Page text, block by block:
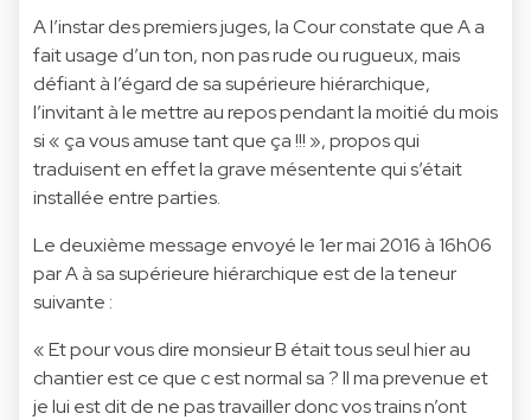
A l’instar des premiers juges, la Cour constate que A a
fait usage d’un ton, non pas rude ou rugueux, mais
défiant à l’égard de sa supérieure hiérarchique,
l’invitant à le mettre au repos pendant la moitié du mois
si « ça vous amuse tant que ça !!! », propos qui
traduisent en effet la grave mésentente qui s’était
installée entre parties.
Le deuxième message envoyé le 1er mai 2016 à 16h06
par A à sa supérieure hiérarchique est de la teneur
suivante :
« Et pour vous dire monsieur B était tous seul hier au
chantier est ce que c est normal sa ? Il ma prevenue et
je lui est dit de ne pas travailler donc vos trains n’ont